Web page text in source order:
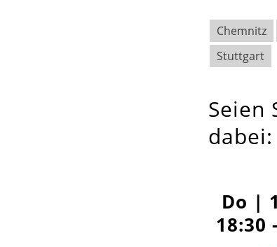
Chemnitz
Stuttgart
Seien
dabei:
Do |
18:30